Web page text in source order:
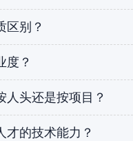
区别？
度？
头还是按项目？
才的技术能力？